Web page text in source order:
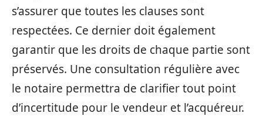
s’assurer que toutes les clauses sont
respectées. Ce dernier doit également
garantir que les droits de chaque partie sont
préservés. Une consultation régulière avec
le notaire permettra de clarifier tout point
d’incertitude pour le vendeur et l’acquéreur.